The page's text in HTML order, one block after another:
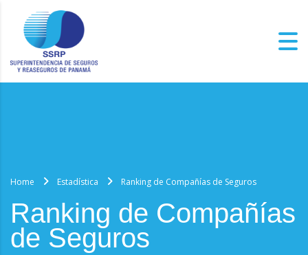
Home Estadística Ranking de Compañías de Seguros
Ranking de Compañías
de Seguros